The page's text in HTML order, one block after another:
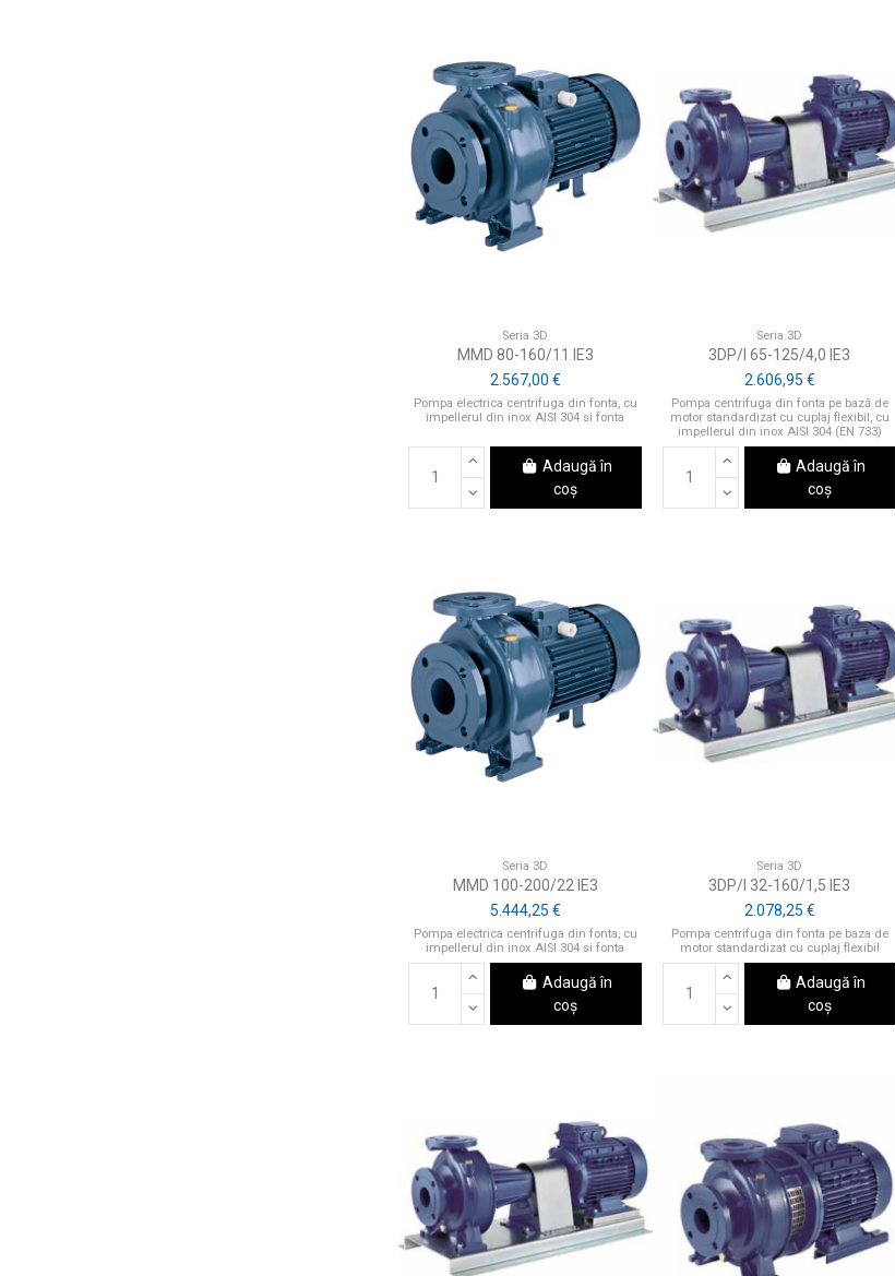
Seria 3D
MMD 80-160/11 IE3
2.567,00 €
Pompa electrica centrifuga din fonta, cu
impellerul din inox AISI 304 si fonta
Adaugă în
coș
Seria 3D
3DP/I 65-125/4,0 IE3
2.606,95 €
Pompa centrifuga din fonta pe bază de
motor standardizat cu cuplaj flexibil, cu
impellerul din inox AISI 304 (EN 733)
Adaugă în
coș
Seria 3D
MMD 100-200/22 IE3
5.444,25 €
Pompa electrica centrifuga din fonta, cu
impellerul din inox AISI 304 si fonta
Adaugă în
coș
Seria 3D
3DP/I 32-160/1,5 IE3
2.078,25 €
Pompa centrifuga din fonta pe baza de
motor standardizat cu cuplaj flexibil
Adaugă în
coș